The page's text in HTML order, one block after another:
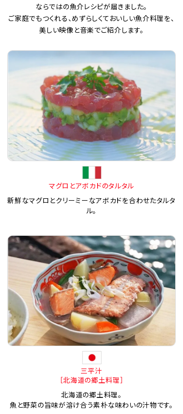
ならではの魚介レシピが届きました。
ご家庭でもつくれる、めずらしくておいしい魚介料理を、
美しい映像と音楽でご紹介します。
マグロとアボカドのタルタル
新鮮なマグロとクリーミーなアボカドを合わせたタルタ
ル。
三平汁
［北海道の郷土料理］
北海道の郷土料理。
魚と野菜の旨味が溶け合う素朴な味わいの汁物です。